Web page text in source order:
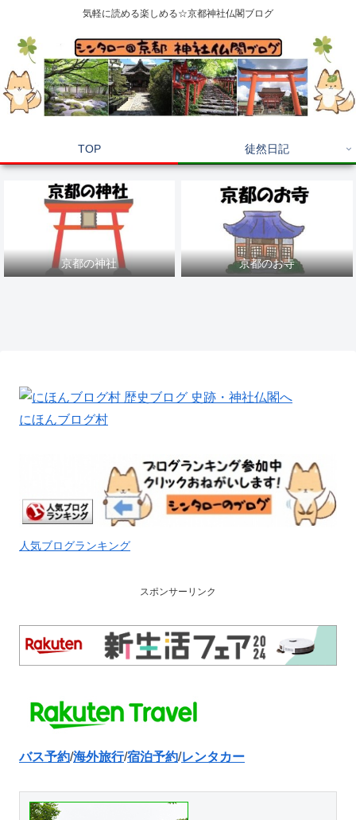
気軽に読める楽しめる☆京都神社仏閣ブログ
TOP 徒然日記
京都の神社 京都のお寺
にほんブログ村
人気ブログランキング
スポンサーリンク
バス予約/海外旅行/宿泊予約/レンタカー